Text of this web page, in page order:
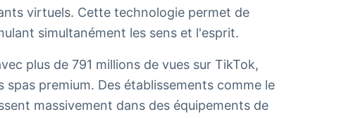
virtuels. Cette technologie permet de
simultanément les sens et l'esprit.
plus de 791 millions de vues sur TikTok,
premium. Des établissements comme le
massivement dans des équipements de